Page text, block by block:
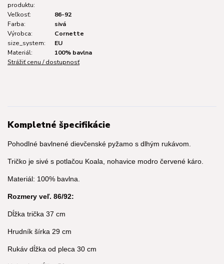
produktu:
Veľkosť:
86-92
Farba:
sivá
Výrobca:
Cornette
size_system:
EU
Materiál:
100% bavlna
Strážiť cenu / dostupnosť
Kompletné špecifikácie
Pohodlné bavlnené dievčenské pyžamo s dlhým rukávom.
Tričko je sivé s potlačou Koala, nohavice modro červené káro.
Materiál: 100% bavlna.
Rozmery veľ. 86/92:
Dĺžka trička 37 cm
Hrudník šírka 29 cm
Rukáv dĺžka od pleca 30 cm